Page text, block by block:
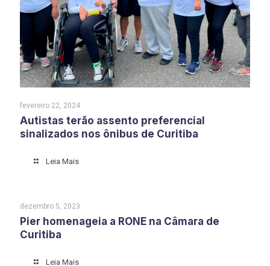
fevereiro 22, 2024
Autistas terão assento preferencial
sinalizados nos ônibus de Curitiba
Leia Mais
dezembro 5, 2023
Pier homenageia a RONE na Câmara de
Curitiba
Leia Mais